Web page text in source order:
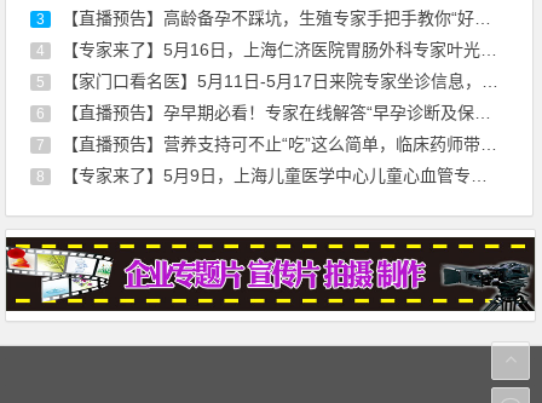
3 【直播预告】高龄备孕不踩坑，生殖专家手把手教你“好孕”秘诀！
4 【专家来了】5月16日，上海仁济医院胃肠外科专家叶光耀来院坐诊通知
5 【家门口看名医】5月11日-5月17日来院专家坐诊信息，请查收！
6 【直播预告】孕早期必看！专家在线解答“早孕诊断及保胎治疗”
7 【直播预告】营养支持可不止“吃”这么简单，临床药师带你走出误区
8 【专家来了】5月9日，上海儿童医学中心儿童心血管专家刘廷亮教授来院坐诊